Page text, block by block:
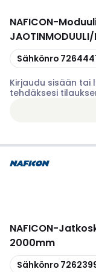
NAFICON-
Kopioi
Sähkönro
Kirjaudu sisään tai
tehdäksesi
NAFICON-
2000mm
Kopioi
Sähkönro